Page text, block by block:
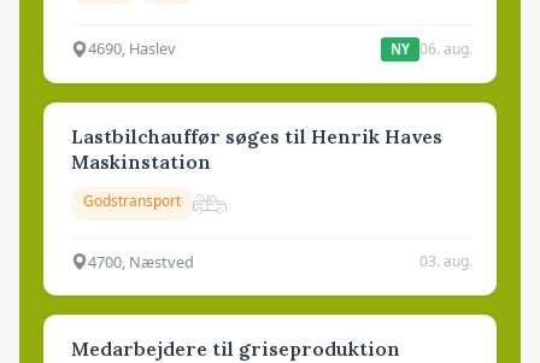
4690, Haslev NY 06. aug.
Lastbilchauffør søges til Henrik Haves
Maskinstation
Godstransport
4700, Næstved 03. aug.
Medarbejdere til griseproduktion